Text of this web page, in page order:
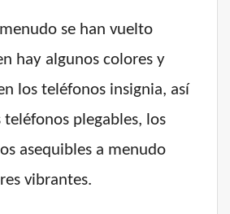
se han vuelto
hay algunos colores y
los teléfonos insignia, así
plegables, los
asequibles a menudo
vibrantes.